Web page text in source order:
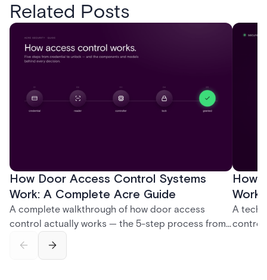
Related Posts
How Door Access Control Systems
Work: A Complete Acre Guide
A complete walkthrough of how door access
control actually works — the 5-step process from
and software components, and the access control
How
A
control